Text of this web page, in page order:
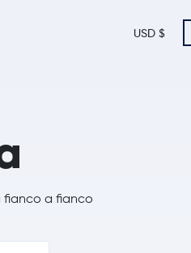
USD $
fianco a fianco